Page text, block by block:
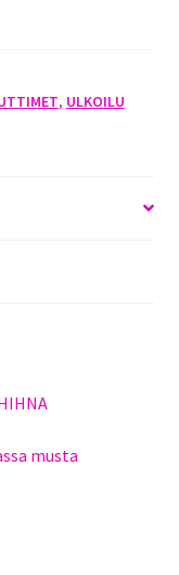
, ULKOILU
musta